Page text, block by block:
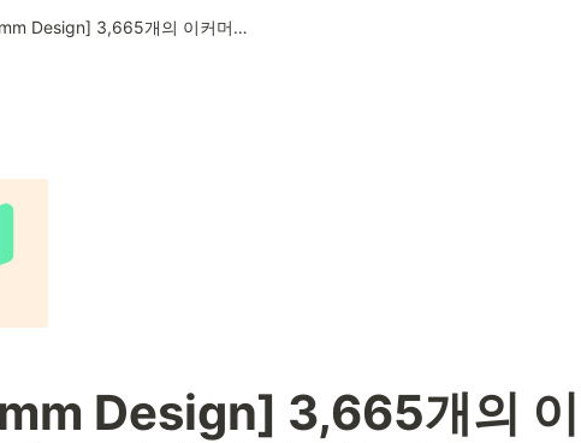
[Ecomm Design] 3,665개의 이커머스 웹 사이트 디자인이 있는 곳
Design] 3,665개의